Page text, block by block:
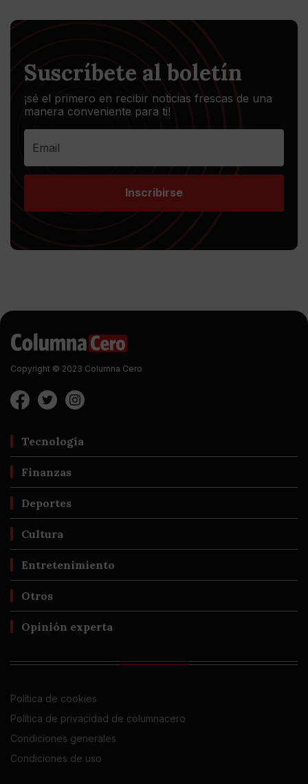
Suscríbete al boletín
¡sé el primero en recibir noticias frescas de una
manera conveniente para ti!
Inscribirse
Copyright © 2023 Columna Cero
Tecnología
Finanzas
Deportes
Cultura
Entretenimiento
Otros
Opinión experta
Política de cookies
Política de privacidad de columnacero
Condiciones generales
Condiciones de uso